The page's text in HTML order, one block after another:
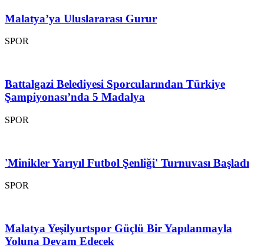
Malatya’ya Uluslararası Gurur
SPOR
Battalgazi Belediyesi Sporcularından Türkiye
Şampiyonası’nda 5 Madalya
SPOR
'Minikler Yarıyıl Futbol Şenliği' Turnuvası Başladı
SPOR
Malatya Yeşilyurtspor Güçlü Bir Yapılanmayla
Yoluna Devam Edecek